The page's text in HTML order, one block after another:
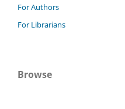
For Authors
For Librarians
Browse